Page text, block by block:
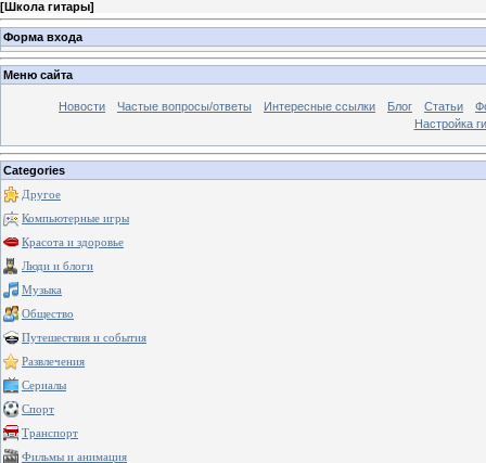
[Школа гитары]
Форма входа
Меню сайта
Новости Частые вопросы/ответы Интересные ссылки Блог Статьи
Настройка
Categories
Другое
Компьютерные игры
Красота и здоровье
Люди и блоги
Музыка
Общество
Путешествия и события
Развлечения
Сериалы
Спорт
Транспорт
Фильмы и анимация